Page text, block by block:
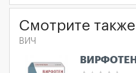
Смотрите также
ВИЧ
ВИРФОТЕН